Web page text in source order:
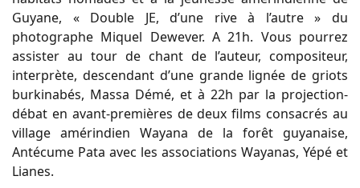
Guyane, « Double JE, d’une rive à l’autre » du
photographe Miquel Dewever. A 21h. Vous pourrez
assister au tour de chant de l’auteur, compositeur,
interprète, descendant d’une grande lignée de griots
burkinabés, Massa Démé, et à 22h par la projection-
débat en avant-premières de deux films consacrés au
village amérindien Wayana de la forêt guyanaise,
Antécume Pata avec les associations Wayanas, Yépé et
Lianes.